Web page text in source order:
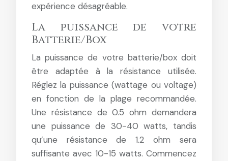
expérience désagréable.
La puissance de votre
Batterie/Box
La puissance de votre batterie/box doit
être adaptée à la résistance utilisée.
Réglez la puissance (wattage ou voltage)
en fonction de la plage recommandée.
Une résistance de 0.5 ohm demandera
une puissance de 30-40 watts, tandis
qu’une résistance de 1.2 ohm sera
suffisante avec 10-15 watts. Commencez